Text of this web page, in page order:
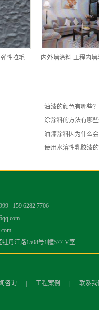
性拉毛 内外墙涂料-工程内墙
油漆的颜色有哪些？
涂涂料的方法有哪些
油漆涂料因为什么会
使用水溶性乳胶漆的
159 6282 7706
丹江路1508号1幢577-V室
咨询 工程案例 联系我